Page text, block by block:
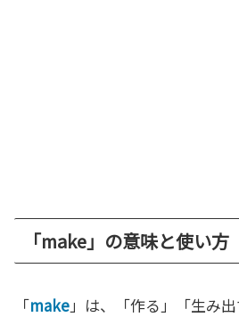
「make」の意味と使い方
「make」は、「作る」「生み